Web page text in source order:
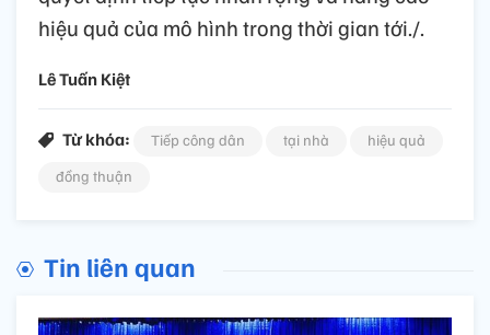
hiệu quả của mô hình trong thời gian tới./.
Lê Tuấn Kiệt
Từ khóa: Tiếp công dân tại nhà
hiệu quả
đồng thuận
Tin liên quan